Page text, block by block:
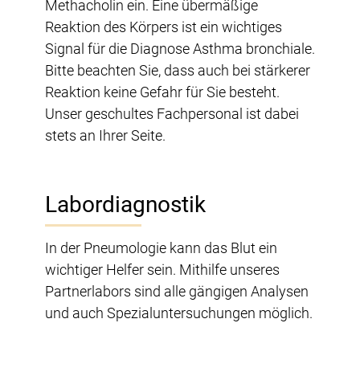
Methacholin ein. Eine übermäßige
Reaktion des Körpers ist ein wichtiges
Signal für die Diagnose Asthma bronchiale.
Bitte beachten Sie, dass auch bei stärkerer
Reaktion keine Gefahr für Sie besteht.
Unser geschultes Fachpersonal ist dabei
stets an Ihrer Seite.
Labordiagnostik
In der Pneumologie kann das Blut ein
wichtiger Helfer sein. Mithilfe unseres
Partnerlabors sind alle gängigen Analysen
und auch Spezialuntersuchungen möglich.